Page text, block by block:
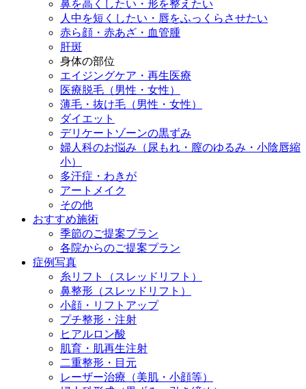
鼻を高くしたい・形を整えたい
人中を短くしたい・唇をふっくらさせたい
赤ら顔・赤あざ・血管腫
肝斑
身体の部位
エイジングケア・再生医療
医療脱毛（男性・女性）
薄毛・抜け毛（男性・女性）
ダイエット
デリケートゾーンの黒ずみ
婦人科のお悩み（尿もれ・膣のゆるみ・小陰唇縮
小）
多汗症・わきが
アートメイク
その他
おすすめ施術
季節のご提案プラン
各院からのご提案プラン
症例写真
糸リフト（スレッドリフト）
鼻整形（スレッドリフト）
小顔・リフトアップ
プチ整形・注射
ヒアルロン酸
肌育・肌再生注射
二重整形・目元
レーザー治療（美肌・小顔等）